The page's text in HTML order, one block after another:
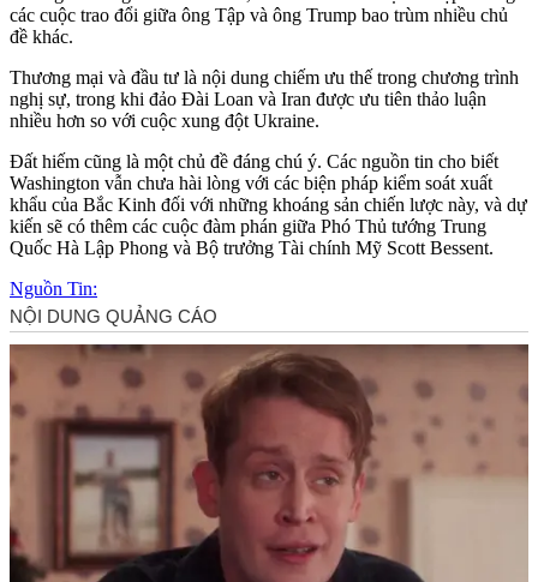
các cuộc trao đổi giữa ông Tập và ông Trump bao trùm nhiều chủ
đề khác.
Thương mại và đầu tư là nội dung chiếm ưu thế trong chương trình
nghị sự, trong khi đảo Đài Loan và Iran được ưu tiên thảo luận
nhiều hơn so với cuộc xung đột Ukraine.
Đất hiếm cũng là một chủ đề đáng chú ý. Các nguồn tin cho biết
Washington vẫn chưa hài lòng với các biện pháp kiểm soát xuất
khẩu của Bắc Kinh đối với những khoáng sản chiến lược này, và dự
kiến sẽ có thêm các cuộc đàm phán giữa Phó Thủ tướng Trung
Quốc Hà Lập Phong và Bộ trưởng Tài chính Mỹ Scott Bessent.
Nguồn Tin: